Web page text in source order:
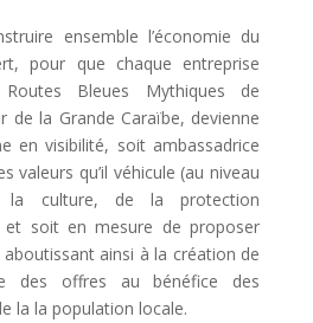
ensemble l’économie du
pour que chaque entreprise
Bleues Mythiques de
de la Grande Caraïbe, devienne
en visibilité, soit ambassadrice
valeurs qu’il véhicule (au niveau
la culture, de la protection
et soit en mesure de proposer
ainsi à la création de
des offres au bénéfice des
la la population locale.